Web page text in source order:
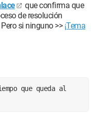
que confirma que
de resolución
si ninguno >> ¡Tema
que queda al